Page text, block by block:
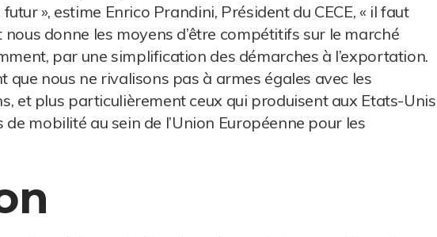
», estime Enrico Prandini, Président du CECE, « il faut
donne les moyens d’être compétitifs sur le marché
par une simplification des démarches à l’exportation.
que nous ne rivalisons pas à armes égales avec les
et plus particulièrement ceux qui produisent aux Etats-Unis
de mobilité au sein de l’Union Européenne pour les